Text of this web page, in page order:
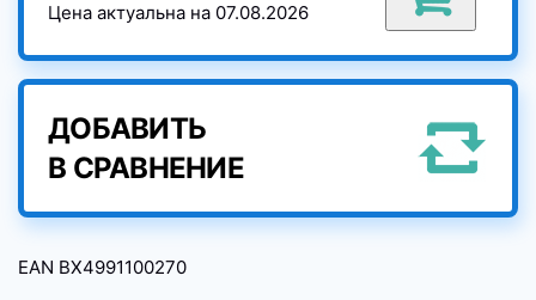
Цена актуальна на 07.08.2026
ДОБАВИТЬ
В СРАВНЕНИЕ
EAN BX4991100270